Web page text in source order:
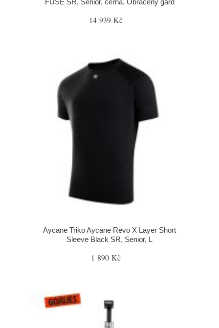
FUSE SR, Senior, černá, Obrácený gard
14 939 Kč
Aycane Triko Aycane Revo X Layer Short
Sleeve Black SR, Senior, L
1 890 Kč